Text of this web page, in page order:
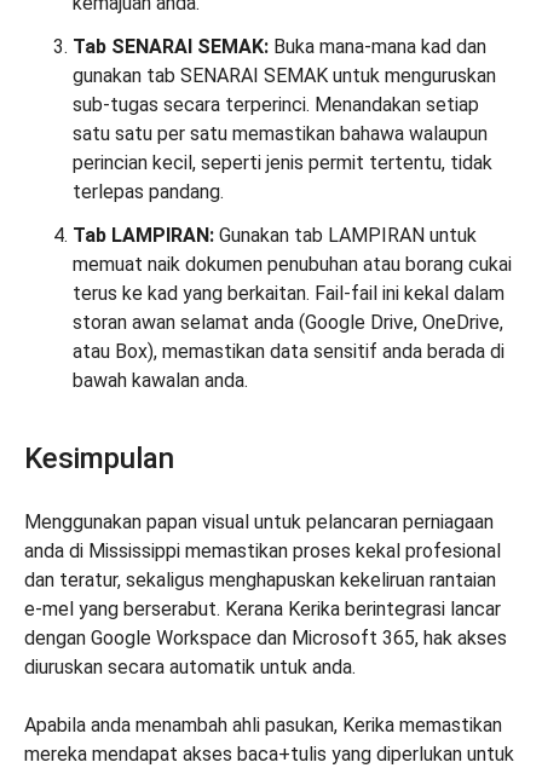
Tab SENARAI SEMAK: Buka mana-mana kad dan
gunakan tab SENARAI SEMAK untuk menguruskan
sub-tugas secara terperinci. Menandakan setiap
satu satu per satu memastikan bahawa walaupun
perincian kecil, seperti jenis permit tertentu, tidak
terlepas pandang.
Tab LAMPIRAN: Gunakan tab LAMPIRAN untuk
memuat naik dokumen penubuhan atau borang cukai
terus ke kad yang berkaitan. Fail-fail ini kekal dalam
storan awan selamat anda (Google Drive, OneDrive,
atau Box), memastikan data sensitif anda berada di
bawah kawalan anda.
Kesimpulan
Menggunakan papan visual untuk pelancaran perniagaan
anda di Mississippi memastikan proses kekal profesional
dan teratur, sekaligus menghapuskan kekeliruan rantaian
e-mel yang berserabut. Kerana Kerika berintegrasi lancar
dengan Google Workspace dan Microsoft 365, hak akses
diuruskan secara automatik untuk anda.
Apabila anda menambah ahli pasukan, Kerika memastikan
mereka mendapat akses baca+tulis yang diperlukan untuk